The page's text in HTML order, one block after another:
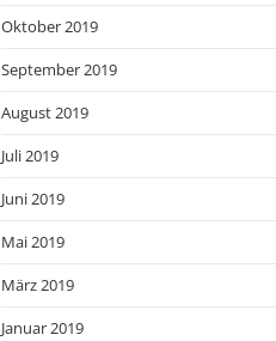
Oktober 2019
September 2019
August 2019
Juli 2019
Juni 2019
Mai 2019
März 2019
Januar 2019